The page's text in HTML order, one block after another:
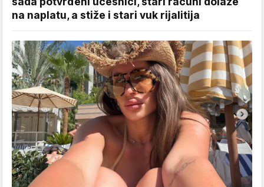
na naplatu, a stiže i stari vuk rijalitija